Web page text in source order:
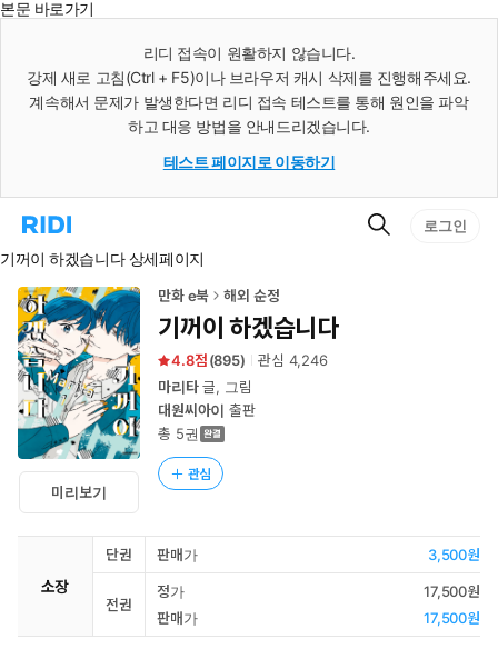
본문 바로가기
리디 접속이 원활하지 않습니다.
강제 새로 고침(Ctrl + F5)이나 브라우저 캐시 삭제를 진행해주세요.
계속해서 문제가 발생한다면 리디 접속 테스트를 통해 원인을 파악
하고 대응 방법을 안내드리겠습니다.
테스트 페이지로 이동하기
리
홈
로
이
동
검
로그인
기꺼이 하겠습니다 상세페이지
미리보기
만화 e북 해외 순정
기꺼이 하겠습니다
4.8 (895) 관심 4,246
마리타글, 그림
대원씨아이 출판
총 5권
관심
소장
단권 판매가 3,500원
전권
정가
17,500원
판매가
17,500원